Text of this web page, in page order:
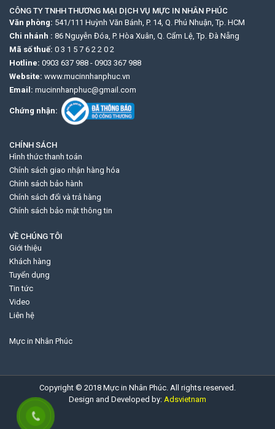
CÔNG TY TNHH THƯƠNG MẠI DỊCH VỤ MỰC IN NHÂN PHÚC
Văn phòng: 541/111 Huỳnh Văn Bánh, P. 14, Q. Phú Nhuận, Tp. HCM
Chi nhánh : 86 Nguyễn Đóa, P. Hòa Xuân, Q. Cẩm Lệ, Tp. Đà Nẵng
Mã số thuế: 0 3 1 5 7 6 2 2 0 2
Hotline: 0903 637 988 - 0903 367 988
Website: www.mucinnhanphuc.vn
Email: mucinnhanphuc@gmail.com
Chứng nhận:
CHÍNH SÁCH
Hình thức thanh toán
Chính sách giao nhận hàng hóa
Chính sách bảo hành
Chính sách đổi và trả hàng
Chính sách bảo mật thông tin
VỀ CHÚNG TÔI
Giới thiệu
Khách hàng
Tuyển dụng
Tin tức
Video
Liên hệ
Mực in Nhân Phúc
Copyright © 2018 Mực in Nhân Phúc. All rights reserved.
Design and Developed by: Adsvietnam